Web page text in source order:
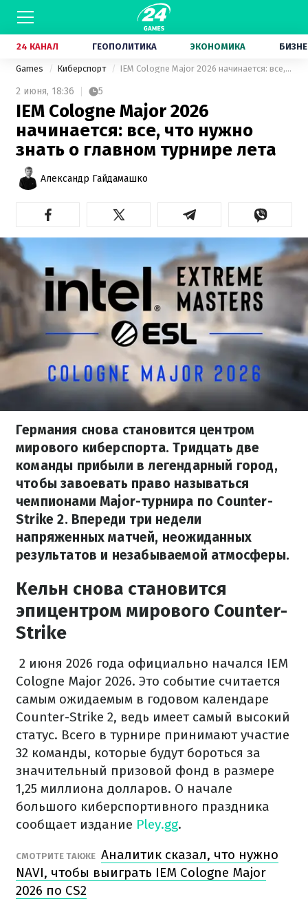
24 КАНАЛ ГЕОПОЛИТИКА ЭКОНОМИКА
Games Киберспорт IEM Cologne Major 2026 начинается: все, что нужно знать о главном турнире лета
2 июня, 18:36 5
IEM Cologne Major 2026
начинается: все, что нужно
знать о главном турнире лета
Александр Гайдамашко
Германия снова становится центром
мирового киберспорта. Тридцать две
команды прибыли в легендарный город,
чтобы завоевать право называться
чемпионами Major-турнира по Counter-
Strike 2. Впереди три недели
напряженных матчей, неожиданных
результатов и незабываемой атмосферы.
Кельн снова становится
эпицентром мирового Counter-
Strike
2 июня 2026 года официально начался IEM
Cologne Major 2026. Это событие считается
самым ожидаемым в годовом календаре
Counter-Strike 2, ведь имеет самый высокий
статус. Всего в турнире принимают участие
32 команды, которые будут бороться за
значительный призовой фонд в размере
1,25 миллиона долларов. О начале
большого киберспортивного праздника
сообщает издание Pley.gg.
СМОТРИТЕ ТАКЖЕ Аналитик сказал, что нужно
NAVI, чтобы выиграть IEM Cologne Major
2026 по CS2